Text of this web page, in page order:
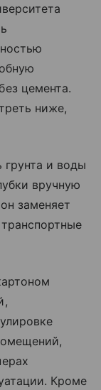
цемента.
ниже,
грунта и воды
вручную
заменяет
Кроме